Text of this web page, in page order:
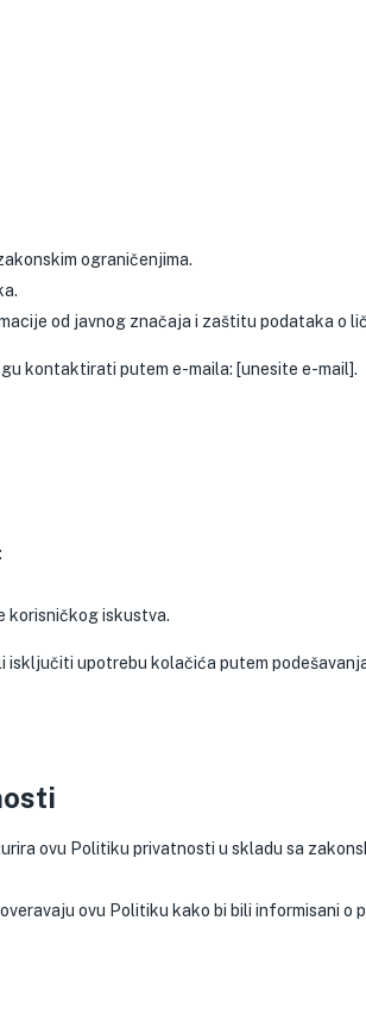
ograničenjima.
od javnog značaja i zaštitu podataka o
kontaktirati putem e-maila: [unesite e-mail].
korisničkog iskustva.
isključiti upotrebu kolačića putem
ovu Politiku privatnosti u skladu sa
ovu Politiku kako bi bili informisani o